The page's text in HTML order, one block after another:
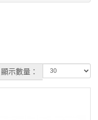
顯示數量：